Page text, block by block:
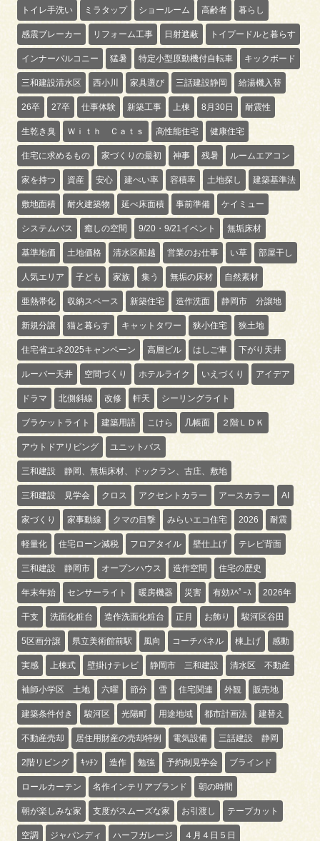
トイレ手洗い ミラタップ ショールーム 高齢者 暮らし
感震ブレーカー リフォーム工事 日射遮蔽 トイプードルと暮らす
インナーバルコニー 猛暑 特定小型原動機付自転車 キックボード
三和建設清水区 西小川 家具選び 三話建設静岡 給湯機入替
26卒 27卒 仕事体験 新築工事 上棟 8月30日 耐震性
生乾き臭 Ｗｉｔｈ Ｃａｔｓ 高性能住宅 健康住宅
住宅に求めるもの 家づくりの最初 神事 残暑 ルームエアコン
家を持つ 資産 安心 建ぺい率 容積率 土地探し 建築基準法
敷地面積 耐火建築物 延べ床面積 事前準備 ケイミュー
システムバス 癒しの空間 9/20・9/21イベント 無垢床材
基準地価 土地価格 清水区船越 営業のお仕事 い草 部屋干し
人気エリア 子ども 家族 集う 無垢の床材 自然素材
亜熱帯化 収納スペース 新築住宅 造作洗面 静岡市 分譲地
新規分譲 猫と暮らす キャットタワー 狭小住宅 狭土地
住宅省エネ2025キャンペーン 高層ビル はしご車 下がり天井
ルーバー天井 空間づくり ホテルライク いえづくり アイデア
ドラマ 北側斜線 改修 軒天 シーリングライト
ブラケットライト 建築用語 こけら 几帳面 ２階ＬＤＫ
アウトドアリビング ユニットバス
三和建設 静岡、無垢床材、ドックラン、古庄、敷地
三和建設 見学会 クロス アクセントカラー アースカラー AI
家づくり 家事動線 クマの目撃 みらいエコ住宅 2026 耐震
軽量化 住宅ローン減税 フロアタイル 壁仕上げ テレビ背面
三和建設 静岡市 オープンハウス 造作空間 住宅の歴史
年末年始 センサーライト 暖房機器 災害 有効ｽﾍﾟｰｽ 2026年
干支 洗面化粧台 造作洗面化粧台 正月 お飾り 駿河区谷田
5区画分譲 県立美術館前駅 風向 コーチパネル 棟上げ 感動
実感 上棟式 壁掛けテレビ 静岡市 三和建設 清水区 不動産
袖師小学区 土地 六曜 節分 雪 住宅関連 外観 販売地
建築条件付き 駿河区 光陽町 用途地域 都市計画法 建替え
不動産売却 居住用財産の売却特例 電気設備 三話建設 静岡
2階リビング ｷｯﾁﾝ 造作 勉強 予約制見学会 ブラインド
ロールカーテン 名作インテリアブランド 朝の時間
朝が楽しみな家 支度がスムーズな家 お引渡し テープカット
空調 ジャパンディ ハーフガレージ ４月４日５日